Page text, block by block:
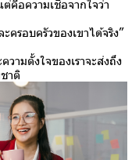
คือความเชื่อจากใจว่า
ครอบครัวของเขาได้จริง”
วามตั้งใจของเราจะส่งถึง
าติ